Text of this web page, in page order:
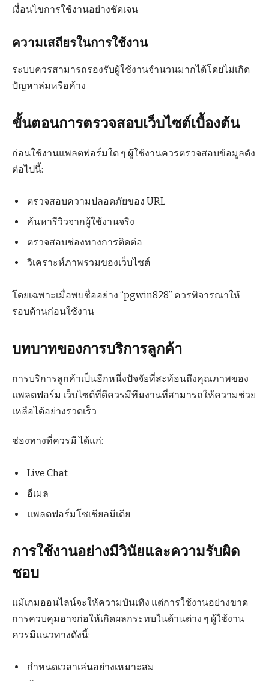
เงื่อนไขการใช้งานอย่างชัดเจน
ความเสถียรในการใช้งาน
ระบบควรสามารถรองรับผู้ใช้งานจำนวนมากได้โดยไม่เกิด
ปัญหาล่มหรือค้าง
ขั้นตอนการตรวจสอบเว็บไซต์เบื้องต้น
ก่อนใช้งานแพลตฟอร์มใด ๆ ผู้ใช้งานควรตรวจสอบข้อมูลดัง
ต่อไปนี้:
ตรวจสอบความปลอดภัยของ URL
ค้นหารีวิวจากผู้ใช้งานจริง
ตรวจสอบช่องทางการติดต่อ
วิเคราะห์ภาพรวมของเว็บไซต์
โดยเฉพาะเมื่อพบชื่ออย่าง “pgwin828” ควรพิจารณาให้
รอบด้านก่อนใช้งาน
บทบาทของการบริการลูกค้า
การบริการลูกค้าเป็นอีกหนึ่งปัจจัยที่สะท้อนถึงคุณภาพของ
แพลตฟอร์ม เว็บไซต์ที่ดีควรมีทีมงานที่สามารถให้ความช่วย
เหลือได้อย่างรวดเร็ว
ช่องทางที่ควรมี ได้แก่:
Live Chat
อีเมล
แพลตฟอร์มโซเชียลมีเดีย
การใช้งานอย่างมีวินัยและความรับผิด
ชอบ
แม้เกมออนไลน์จะให้ความบันเทิง แต่การใช้งานอย่างขาด
การควบคุมอาจก่อให้เกิดผลกระทบในด้านต่าง ๆ ผู้ใช้งาน
ควรมีแนวทางดังนี้:
กำหนดเวลาเล่นอย่างเหมาะสม